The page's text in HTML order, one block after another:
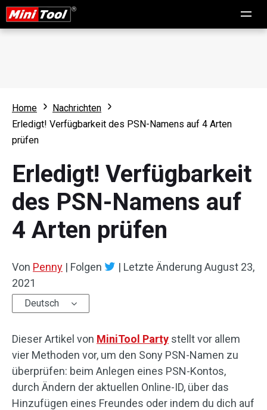
Home
Nachrichten
Erledigt! Verfügbarkeit des PSN-Namens auf 4 Arten
prüfen
Erledigt! Verfügbarkeit
des PSN-Namens auf
4 Arten prüfen
Von Penny | Folgen | Letzte Änderung August 23,
2021
Deutsch
Dieser Artikel von MiniTool Party stellt vor allem
vier Methoden vor, um den Sony PSN-Namen zu
überprüfen: beim Anlegen eines PSN-Kontos,
durch Ändern der aktuellen Online-ID, über das
Hinzufügen eines Freundes oder indem du dich auf